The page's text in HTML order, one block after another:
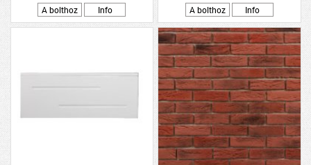
A bolthoz
Info
A bolthoz
Info